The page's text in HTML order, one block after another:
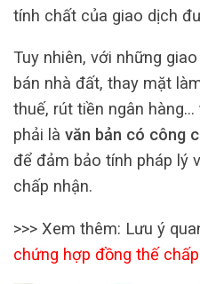
tính chất của giao dịch
Tuy nhiên, với những
bán nhà đất, thay mặt
thuế, rút tiền ngân
phải là văn bản có công
để đảm bảo tính pháp lý
chấp nhận.
>>> Xem thêm: Lưu ý
chứng hợp đồng thế chấp